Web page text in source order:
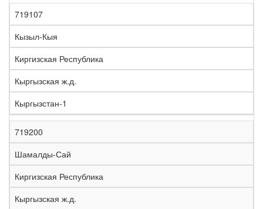
719107
Кызыл-Кыя
Киргизская Республика
Кыргызская ж.д.
Кыргызстан-1
719200
Шамалды-Сай
Киргизская Республика
Кыргызская ж.д.